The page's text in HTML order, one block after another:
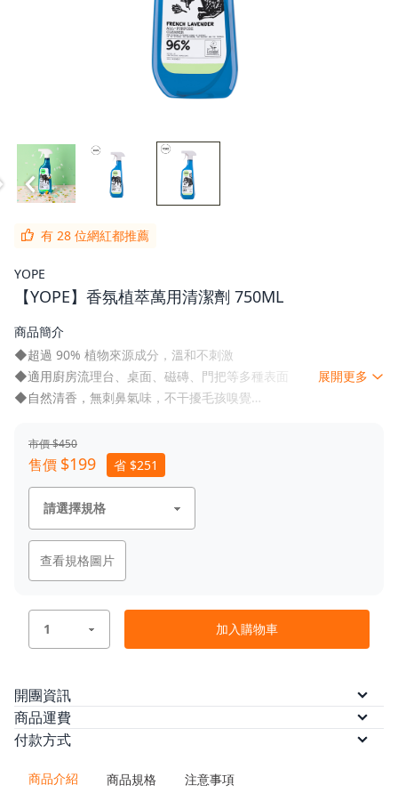
有 28 位網紅都推薦
YOPE
【YOPE】香氛植萃萬用清潔劑 750ML
商品簡介
◆超過 90% 植物來源成分，溫和不刺激
◆適用廚房流理台、桌面、磁磚、門把等多種表面
◆自然清香，無刺鼻氣味，不干擾毛孩嗅覺
◆寵物、嬰幼兒家庭適用，守護全家人的日常潔淨
◆FSC 認證紙材包裝，對地球更友善
展開更多
市價 $450
售價 $199 省 $251
查看規格圖片
加入購物車
開團資訊
預計出貨
出貨。
商品運費
本方案無法配送離島，限台灣本島配送
付款方式
（六期）
LINE Pay 悠遊付 / AFTEE 先買後付
商品介紹 商品規格 注意事項